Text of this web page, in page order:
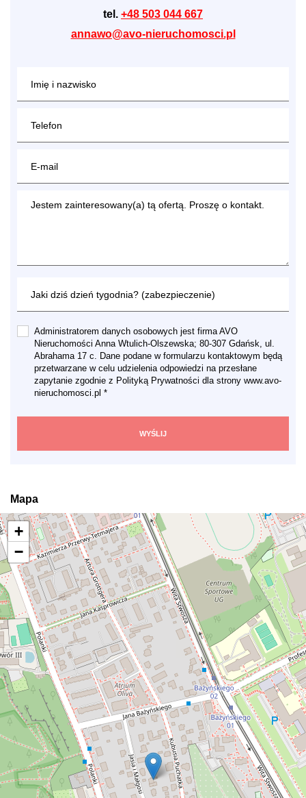
tel. +48 503 044 667
annawo@avo-nieruchomosci.pl
Administratorem danych osobowych jest firma AVO
Nieruchomości Anna Wtulich-Olszewska; 80-307 Gdańsk, ul.
Abrahama 17 c. Dane podane w formularzu kontaktowym będą
przetwarzane w celu udzielenia odpowiedzi na przesłane
zapytanie zgodnie z Polityką Prywatności dla strony www.avo-
nieruchomosci.pl *
Mapa
+
−